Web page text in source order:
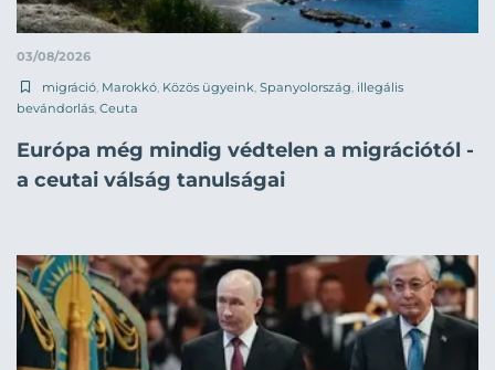
03/08/2026
migráció, Marokkó, Közös ügyeink, Spanyolország, illegális
bevándorlás, Ceuta
Európa még mindig védtelen a migrációtól -
a ceutai válság tanulságai